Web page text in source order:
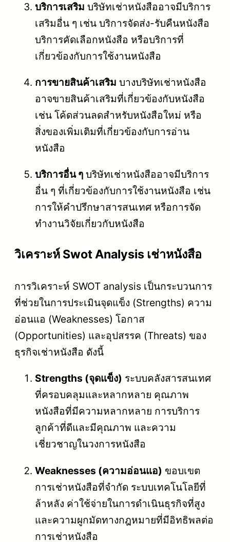
บริการเสริม บริษัทเช่าหนังสืออาจมีบริการ
เสริมอื่น ๆ เช่น บริการจัดส่ง-รับคืนหนังสือ
บริการคัดเลือกหนังสือ หรือบริการที่
เกี่ยวข้องกับการใช้งานหนังสือ
การขายสินค้าเสริม บางบริษัทเช่าหนังสือ
อาจขายสินค้าเสริมที่เกี่ยวข้องกับหนังสือ
เช่น โค้ดส่วนลดสำหรับหนังสือใหม่ หรือ
สิ่งของเพิ่มเติมที่เกี่ยวข้องกับการอ่าน
หนังสือ
บริการอื่น ๆ บริษัทเช่าหนังสืออาจมีบริการ
อื่น ๆ ที่เกี่ยวข้องกับการใช้งานหนังสือ เช่น
การให้คำปรึกษาสารสนเทศ หรือการจัด
ทำงานวิจัยเกี่ยวกับหนังสือ
วิเคราะห์ Swot Analysis เช่าหนังสือ
การวิเคราะห์ SWOT analysis เป็นกระบวนการ
ที่ช่วยในการประเมินจุดแข็ง (Strengths) ความ
อ่อนแอ (Weaknesses) โอกาส
(Opportunities) และอุปสรรค (Threats) ของ
ธุรกิจเช่าหนังสือ ดังนี้
Strengths (จุดแข็ง) ระบบคลังสารสนเทศ
ที่ครอบคลุมและหลากหลาย คุณภาพ
หนังสือที่มีความหลากหลาย การบริการ
ลูกค้าที่ดีและมีคุณภาพ และความ
เชี่ยวชาญในวงการหนังสือ
Weaknesses (ความอ่อนแอ) ขอบเขต
การเช่าหนังสือที่จำกัด ระบบเทคโนโลยีที่
ล้าหลัง ค่าใช้จ่ายในการดำเนินธุรกิจที่สูง
และความผูกมัดทางกฎหมายที่มีอิทธิพลต่อ
การเช่าหนังสือ